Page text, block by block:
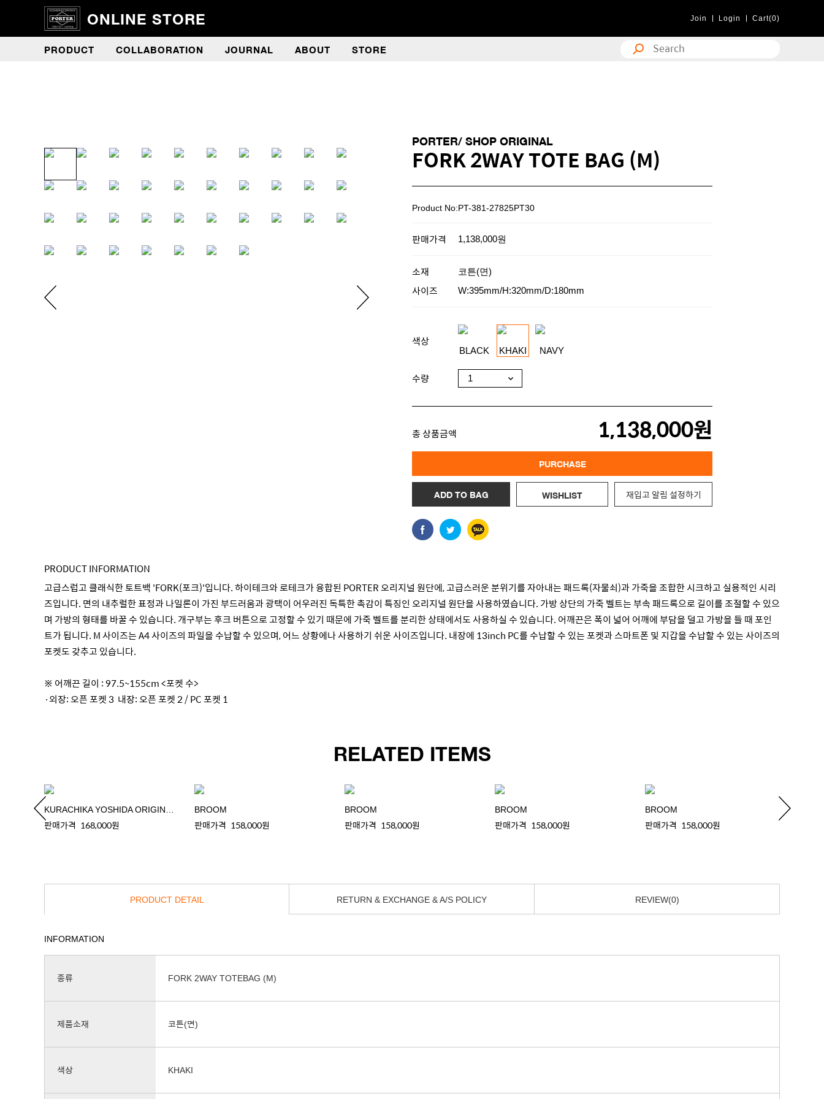
ONLINE STORE Join Login Cart(0)
PRODUCT COLLABORATION JOURNAL ABOUT STORE
PORTER/ SHOP ORIGINAL
FORK 2WAY TOTE BAG (M)
Product No:PT-381-27825PT30
판매가격 1,138,000원
소재 코튼(면)
사이즈 W:395mm/H:320mm/D:180mm
색상
수량
총 상품금액 1,138,000원
PURCHASE
ADD TO BAG WISHLIST 재입고 알림 설정하기
PRODUCT INFORMATION
고급스럽고 클래식한 토트백 'FORK(포크)'입니다. 하이테크와 로테크가 융합된 PORTER 오리지널 원단에, 고급스러운 분위기를 자아내는 패드록(자물쇠)과 가죽을 조합한 시크하고 실용적인 시리
즈입니다. 면의 내추럴한 표정과 나일론이 가진 부드러움과 광택이 어우러진 독특한 촉감이 특징인 오리지널 원단을 사용하였습니다. 가방 상단의 가죽 벨트는 부속 패드록으로 길이를 조절할 수 있으
며 가방의 형태를 바꿀 수 있습니다. 개구부는 후크 버튼으로 고정할 수 있기 때문에 가죽 벨트를 분리한 상태에서도 사용하실 수 있습니다. 어깨끈은 폭이 넓어 어깨에 부담을 덜고 가방을 들 때 포인
트가 됩니다. M 사이즈는 A4 사이즈의 파일을 수납할 수 있으며, 어느 상황에나 사용하기 쉬운 사이즈입니다. 내장에 13inch PC를 수납할 수 있는 포켓과 스마트폰 및 지갑을 수납할 수 있는 사이즈의
포켓도 갖추고 있습니다.
※ 어깨끈 길이 : 97.5~155cm <포켓 수>
·외장: 오픈 포켓 3 내장: 오픈 포켓 2 / PC 포켓 1
RELATED ITEMS
판매가격 168,000원
BROOM
판매가격 158,000원
BROOM
판매가격 158,000원
BROOM
판매가격 158,000원
BROOM
판매가격 158,000원
PRODUCT DETAIL RETURN & EXCHANGE & A/S POLICY REVIEW(0)
INFORMATION
종류 FORK 2WAY TOTEBAG (M)
제품소재 코튼(면)
색상 KHAKI